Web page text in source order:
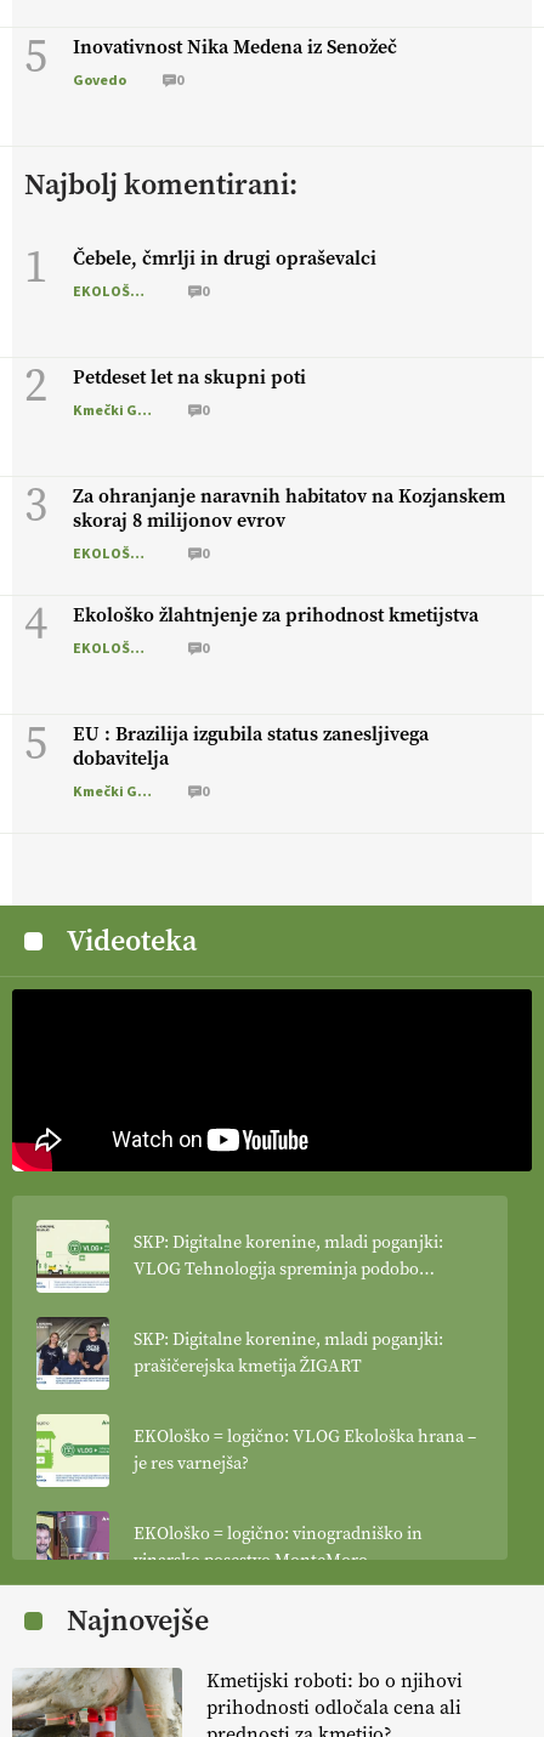
5 Inovativnost Nika Medena iz Senožeč
Govedo 0
Najbolj komentirani:
1 Čebele, čmrlji in drugi opraševalci
EKOLOŠKO LOGIČNO 0
2 Petdeset let na skupni poti
Kmečki Glas 0
3
Za ohranjanje naravnih habitatov na Kozjanskem
skoraj 8 milijonov evrov
EKOLOŠKO LOGIČNO 0
4 Ekološko žlahtnjenje za prihodnost kmetijstva
EKOLOŠKO LOGIČNO 0
5
EU : Brazilija izgubila status zanesljivega
dobavitelja
Kmečki Glas 0
Videoteka
SKP: Digitalne korenine, mladi poganjki:
VLOG Tehnologija spreminja podobo
SKP: Digitalne korenine, mladi poganjki:
prašičerejska kmetija ŽIGART
EKOloško = logično: VLOG Ekološka hrana –
je res varnejša?
EKOloško = logično: vinogradniško in
vinarsko posestvo MonteMoro
EKOloško = logično: ekološka kmetija
EKOloško = logično: ekološka kmetija
Najnovejše
Kmetijski roboti: bo o njihovi
prihodnosti odločala cena ali